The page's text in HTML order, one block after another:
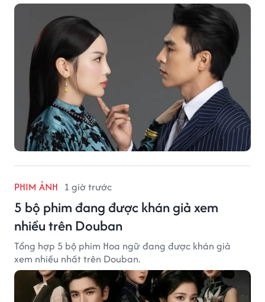
PHIM ẢNH 1 giờ trước
5 bộ phim đang được khán giả xem
nhiều trên Douban
Tổng hợp 5 bộ phim Hoa ngữ đang được khán giả
xem nhiều nhất trên Douban.